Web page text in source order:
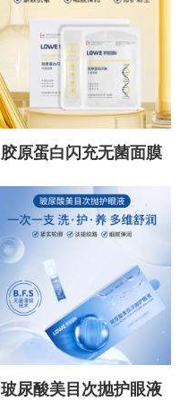
胶原蛋白闪充无菌面膜
玻尿酸美目次抛护眼液